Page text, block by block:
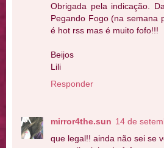
Obrigada pela indicação.
Pegando Fogo (na semana
é hot rss mas é muito fofo!!!
Beijos
Lili
Responder
mirror4the.sun 14 de
que legal!! ainda não sei se